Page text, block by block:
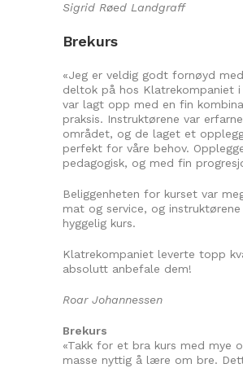
Sigrid Røed Landgraff
Brekurs
«Jeg er veldig godt fornøyd
deltok på hos Klatrekompaniet
var lagt opp med en fin
praksis. Instruktørene var
området, og de laget et
perfekt for våre behov.
pedagogisk, og med fin
Beliggenheten for kurset var
mat og service, og
hyggelig kurs.
Klatrekompaniet leverte topp
absolutt anbefale dem!
Roar Johannessen
Brekurs
«Takk for et bra kurs med mye
masse nyttig å lære om bre.